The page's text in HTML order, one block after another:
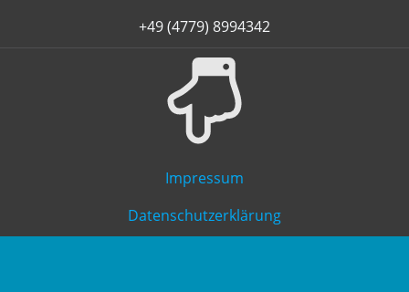
+49 (4779) 8994342
Impressum
Datenschutzerklärung